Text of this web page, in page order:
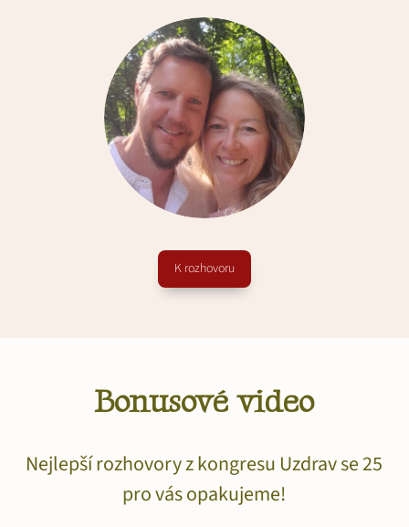
K rozhovoru
Bonusové video
Nejlepší rozhovory z kongresu Uzdrav se 25
pro vás opakujeme!